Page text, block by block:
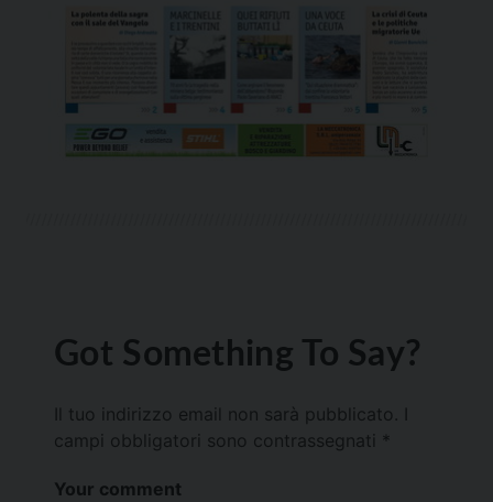
Got Something To Say?
Il tuo indirizzo email non sarà pubblicato.
campi obbligatori sono contrassegnati *
Your comment